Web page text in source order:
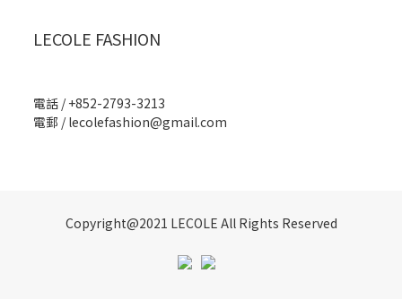
LECOLE FASHION
電話 / +852-2793-3213
電郵 / lecolefashion@gmail.com
Copyright@2021 LECOLE All Rights Reserved